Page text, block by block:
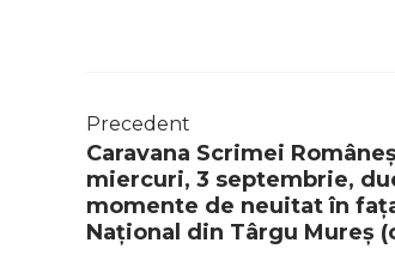
Precedent
Caravana Scrimei
miercuri, 3 septembrie,
momente de neuitat în
Național din Târgu Mureș